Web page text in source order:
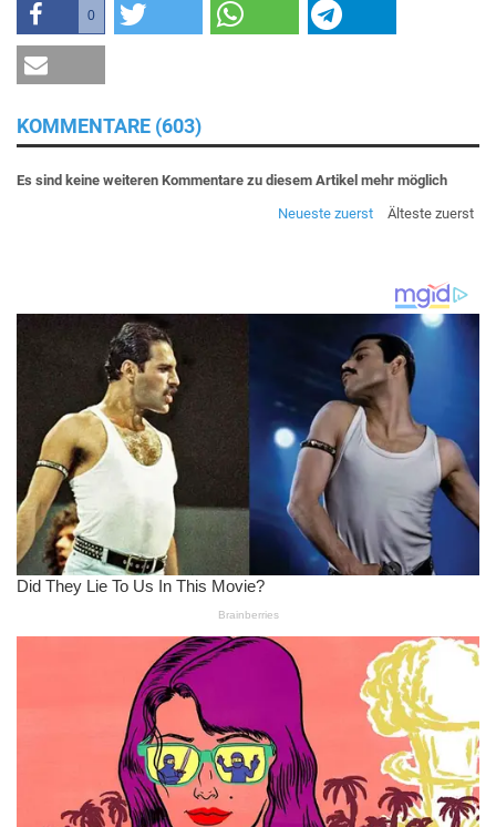
0
KOMMENTARE (603)
Es sind keine weiteren Kommentare zu diesem Artikel mehr möglich
Neueste zuerst
Älteste zuerst